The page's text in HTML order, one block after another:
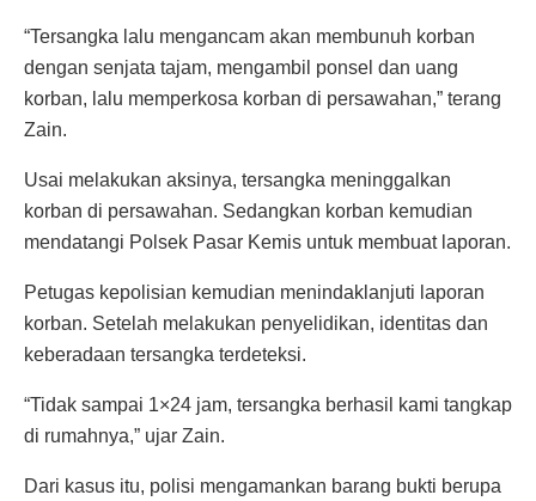
“Tersangka lalu mengancam akan membunuh korban
dengan senjata tajam, mengambil ponsel dan uang
korban, lalu memperkosa korban di persawahan,” terang
Zain.
Usai melakukan aksinya, tersangka meninggalkan
korban di persawahan. Sedangkan korban kemudian
mendatangi Polsek Pasar Kemis untuk membuat laporan.
Petugas kepolisian kemudian menindaklanjuti laporan
korban. Setelah melakukan penyelidikan, identitas dan
keberadaan tersangka terdeteksi.
“Tidak sampai 1×24 jam, tersangka berhasil kami tangkap
di rumahnya,” ujar Zain.
Dari kasus itu, polisi mengamankan barang bukti berupa